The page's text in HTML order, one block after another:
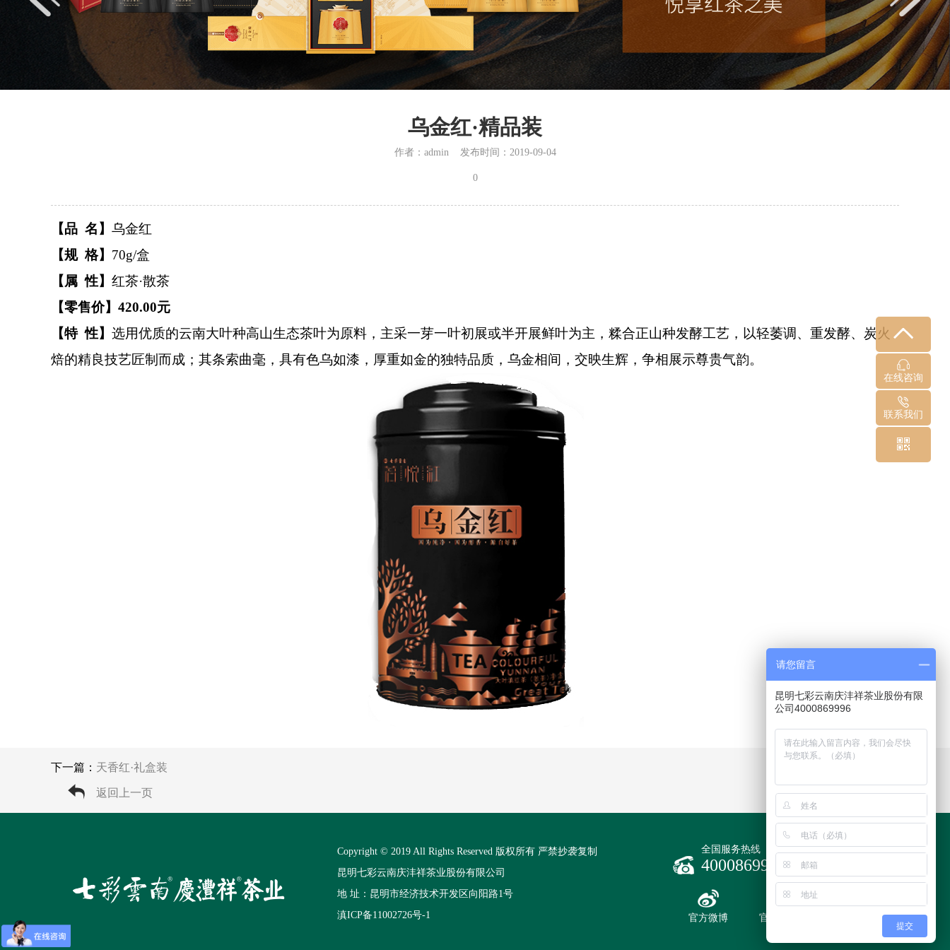
乌金红·精品装
作者：admin 发布时间：2019-09-04
0
【品 名】 乌金红
【规 格】 70g/盒
【属 性】 红茶·散茶
【零售价】420.00元
【特 性】 选用优质的云南大叶种高山生态茶叶为原料，主采一芽一叶初展或半开展鲜叶为主，糅合正山种发酵工艺，以轻萎调、重发酵、炭火
焙的精良技艺匠制而成；其条索曲毫，具有色乌如漆，厚重如金的独特品质，乌金相间，交映生辉，争相展示尊贵气韵。
下一篇： 天香红·礼盒装
返回上一页
Copyright © 2019 All Rights Reserved 版权所有 严禁抄袭复制
昆明七彩云南庆沣祥茶业股份有限公司
地 址：昆明市经济技术开发区向阳路1号
滇ICP备11002726号-1
全国服务热线
4000869996
官方微博 官方商城
在线咨询
联系我们
请您留言
昆明七彩云南庆沣祥茶业股份有限
公司4000869996
提交